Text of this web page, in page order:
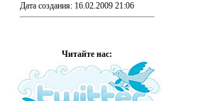
Дата создания: 16.02.2009 21:06
Читайте нас: